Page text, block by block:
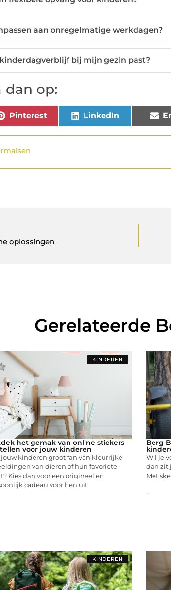
aan onregelmatige werkdagen?
bij mijn gezin past?
dan op:
Pinterest LinkedIn
oplossingen
Gerelateerde
KINDEREN
het gemak van online stickers
voor jouw kinderen
kinderen groot fan van kleurrijke
van dieren of hun favoriete
Kies dan voor een origineel en
cadeau voor hen uit
Berg
Wil je
dan zit
Met
...
KINDEREN